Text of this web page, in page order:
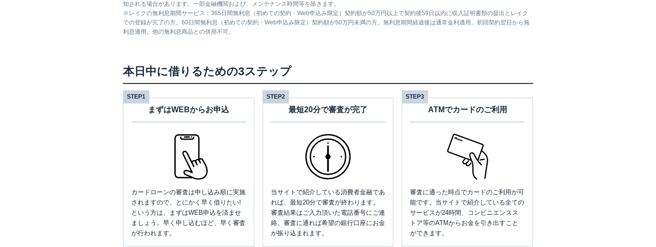
知される場合があります。一部金融機関および、メンテナンス時間等を除きます。
※ レイクの無利息期間サービス：365日間無利息（初めての契約・Web申込み限定）契約額が50万円以上で契約後59日以内に収入証明書類の提出とレイク
での登録が完了の方。60日間無利息（初めての契約・Web申込み限定）契約額が50万円未満の方。無利息期間経過後は通常金利適用。初回契約翌日から無
利息適用。他の無利息商品との併用不可。
本日中に借りるための3ステップ
STEP1
まずはWEBからお申込
カードローンの審査は申し込み順に実施
されますので、とにかく早く借りたい!
という方は、まずはWEB申込を済ませ
ましょう。早く申し込むほど、早く審査
が行われます。
STEP2
最短20分で審査が完了
当サイトで紹介している消費者金融であ
れば、最短20分で審査が終わります。
審査結果はご入力頂いた電話番号にご連
絡。審査に通れば希望の銀行口座にお金
が振り込まれます。
STEP3
ATMでカードのご利用
審査に通った時点でカードのご利用が可
能です。当サイトで紹介している全ての
サービスが24時間、コンビニエンスス
トア等のATMからお金を引き出すこと
ができます。